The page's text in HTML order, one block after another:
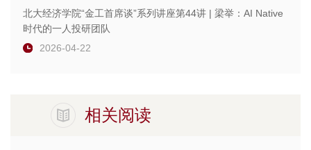
北大经济学院“金工首席谈”系列讲座第44讲 | 梁举：AI Native
时代的一人投研团队
2026-04-22
相关阅读